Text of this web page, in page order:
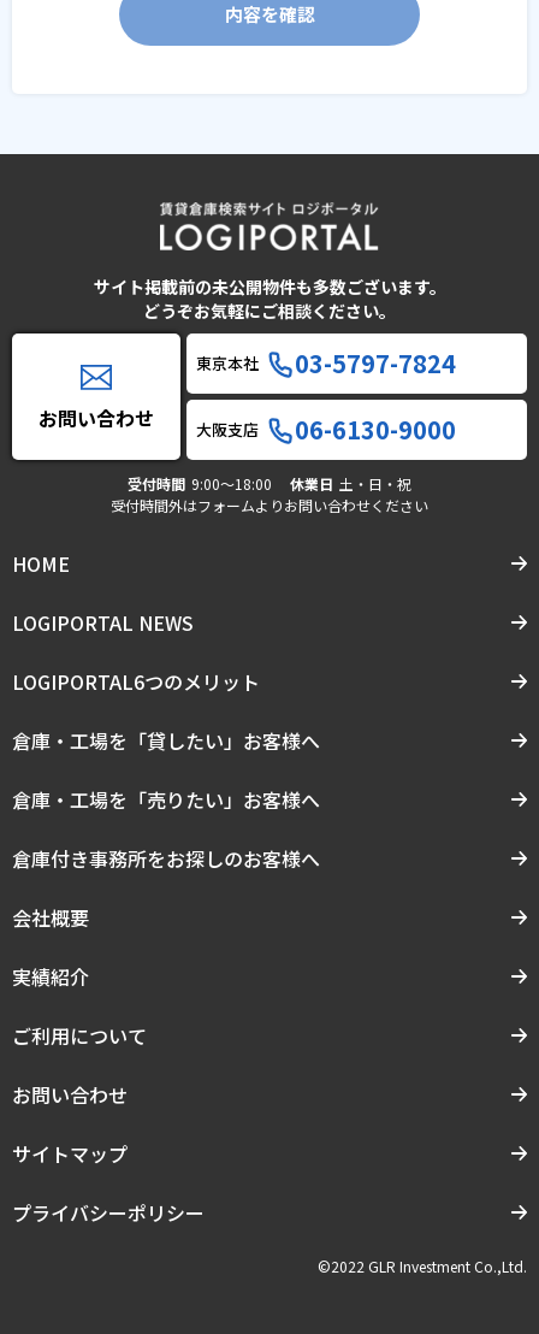
内容を確認
サイト掲載前の未公開物件も多数ございます。
どうぞお気軽にご相談ください。
お問い合わせ
東京本社 03-5797-7824
大阪支店 06-6130-9000
受付時間 9:00〜18:00 休業日 土・日・祝
受付時間外はフォームよりお問い合わせください
HOME
LOGIPORTAL NEWS
LOGIPORTAL6つのメリット
倉庫・工場を「貸したい」お客様へ
倉庫・工場を「売りたい」お客様へ
倉庫付き事務所をお探しのお客様へ
会社概要
実績紹介
ご利用について
お問い合わせ
サイトマップ
プライバシーポリシー
©2022 GLR Investment Co.,Ltd.